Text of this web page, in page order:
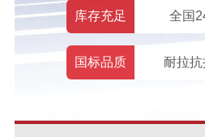
库存充足 全国
国标品质 耐拉